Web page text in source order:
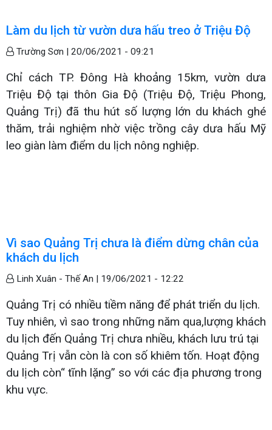
Làm du lịch từ vườn dưa hấu treo ở Triệu Độ
Trường Sơn | 20/06/2021 - 09:21
Chỉ cách TP. Đông Hà khoảng 15km, vườn dưa
Triệu Độ tại thôn Gia Độ (Triệu Độ, Triệu Phong,
Quảng Trị) đã thu hút số lượng lớn du khách ghé
thăm, trải nghiệm nhờ việc trồng cây dưa hấu Mỹ
leo giàn làm điểm du lịch nông nghiệp.
Vì sao Quảng Trị chưa là điểm dừng chân của
khách du lịch
Linh Xuân - Thế An | 19/06/2021 - 12:22
Quảng Trị có nhiều tiềm năng để phát triển du lịch.
Tuy nhiên, vì sao trong những năm qua,lượng khách
du lịch đến Quảng Trị chưa nhiều, khách lưu trú tại
Quảng Trị vẫn còn là con số khiêm tốn. Hoạt động
du lịch còn“ tĩnh lặng” so với các địa phương trong
khu vực.